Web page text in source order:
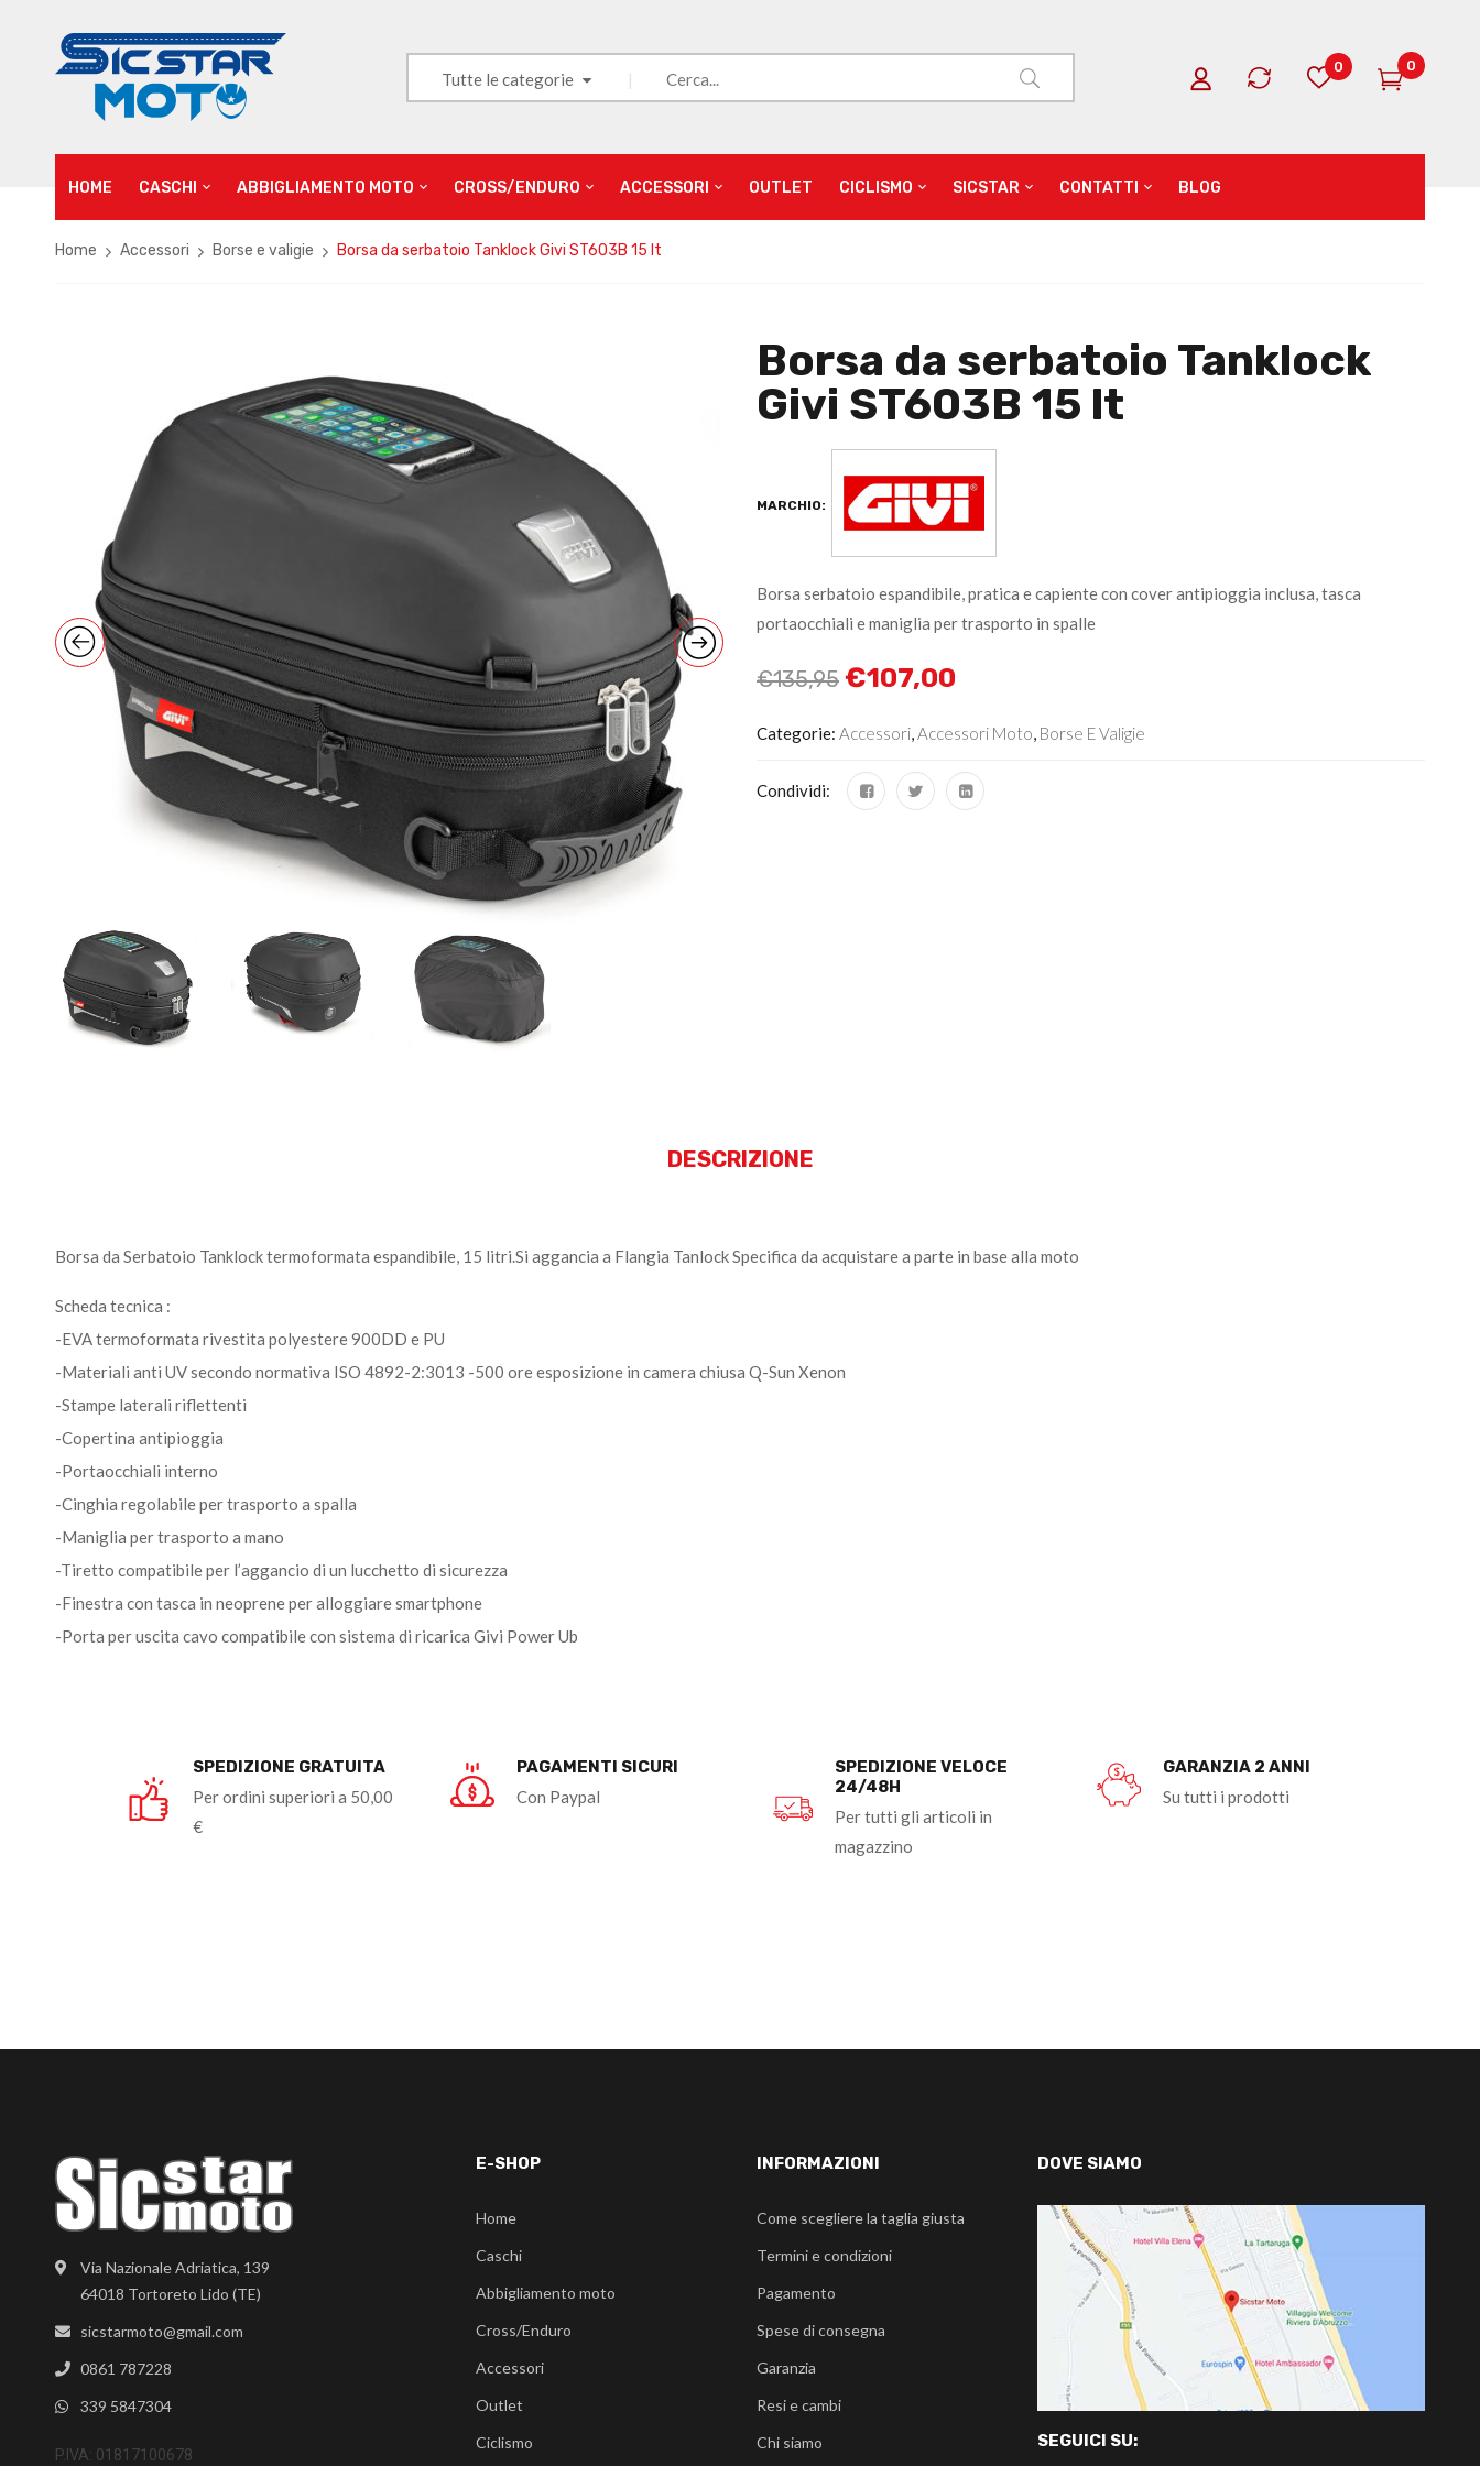
Tutte le categorie
0 0
HOME CASCHI ABBIGLIAMENTO MOTO CROSS/ENDURO ACCESSORI OUTLET CICLISMO SICSTAR CONTATTI BLOG
Home Accessori Borse e valigie Borsa da serbatoio Tanklock Givi ST603B 15 lt
Borsa da serbatoio Tanklock
Givi ST603B 15 lt
MARCHIO:
Borsa serbatoio espandibile, pratica e capiente con cover antipioggia inclusa, tasca
portaocchiali e maniglia per trasporto in spalle
€135,95 €107,00
Categorie: Accessori Accessori Moto Borse E Valigie
Condividi:
DESCRIZIONE
Borsa da Serbatoio Tanklock termoformata espandibile, 15 litri.Si aggancia a Flangia Tanlock Specifica da acquistare a parte in base alla moto
Scheda tecnica :
-EVA termoformata rivestita polyestere 900DD e PU
-Materiali anti UV secondo normativa ISO 4892-2:3013 -500 ore esposizione in camera chiusa Q-Sun Xenon
-Stampe laterali riflettenti
-Copertina antipioggia
-Portaocchiali interno
-Cinghia regolabile per trasporto a spalla
-Maniglia per trasporto a mano
-Tiretto compatibile per l’aggancio di un lucchetto di sicurezza
-Finestra con tasca in neoprene per alloggiare smartphone
-Porta per uscita cavo compatibile con sistema di ricarica Givi Power Ub
SPEDIZIONE GRATUITA
Per ordini superiori a 50,00
€
PAGAMENTI SICURI
Con Paypal
SPEDIZIONE VELOCE
24/48H
Per tutti gli articoli in
magazzino
GARANZIA 2 ANNI
Su tutti i prodotti
Via Nazionale Adriatica, 139
64018 Tortoreto Lido (TE)
sicstarmoto@gmail.com
0861 787228
339 5847304
P.IVA: 01817100678
E-SHOP
Home
Caschi
Abbigliamento moto
Cross/Enduro
Accessori
Outlet
Ciclismo
INFORMAZIONI
Come scegliere la taglia giusta
Termini e condizioni
Pagamento
Spese di consegna
Garanzia
Resi e cambi
Chi siamo
DOVE SIAMO
SEGUICI SU: